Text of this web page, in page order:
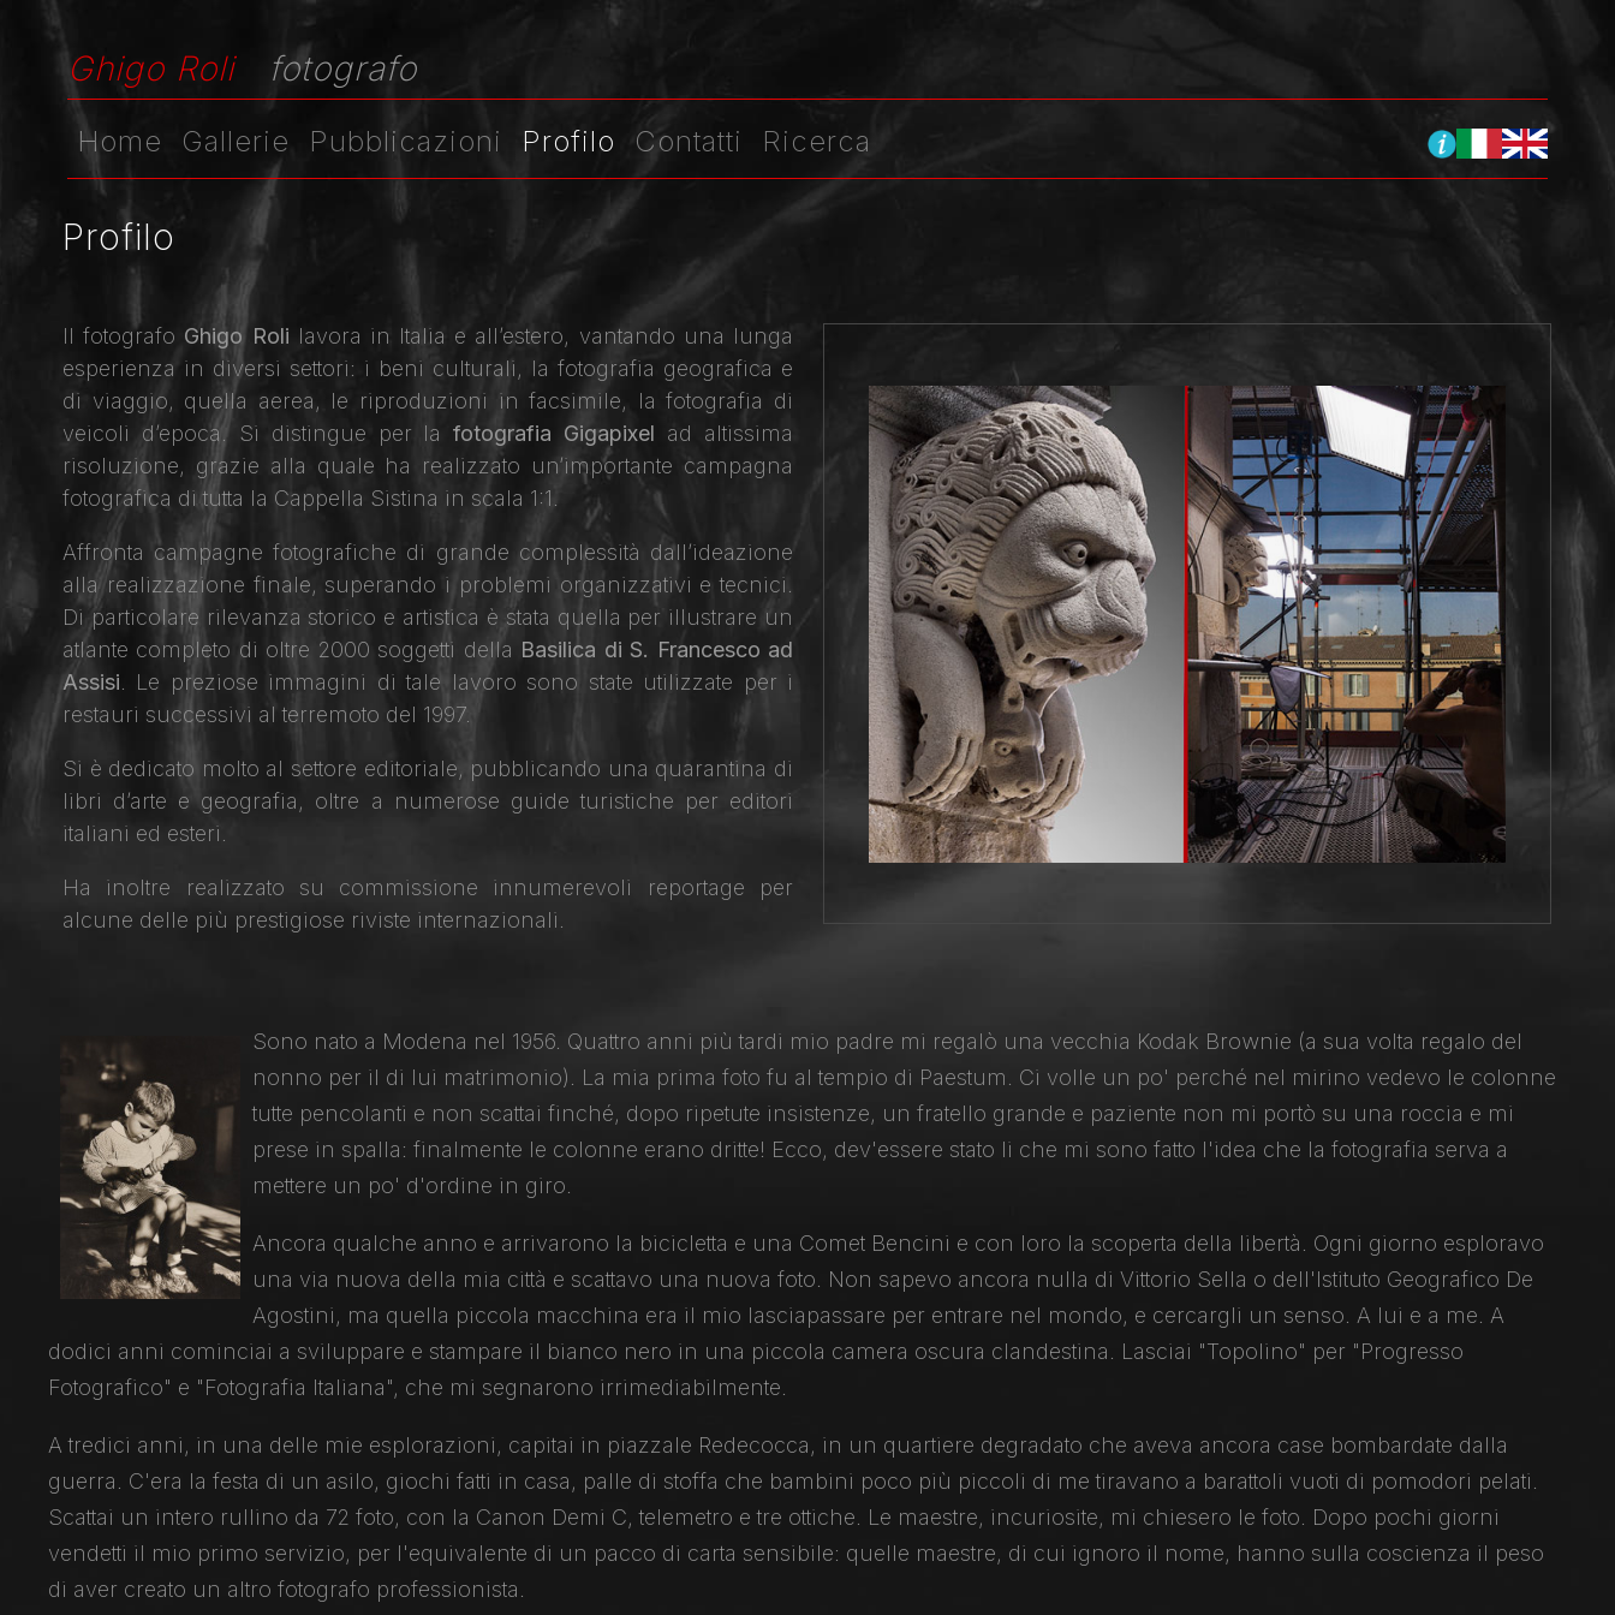
Ghigo Roli fotografo
Home Gallerie Pubblicazioni Profilo Contatti Ricerca
Profilo
Il fotografo Ghigo Roli lavora in Italia e all’estero, vantando una lunga
esperienza in diversi settori: i beni culturali, la fotografia geografica e
di viaggio, quella aerea, le riproduzioni in facsimile, la fotografia di
veicoli d’epoca. Si distingue per lafotografia Gigapixel ad altissima
risoluzione, grazie alla quale ha realizzato un’importante campagna
fotografica di tutta la Cappella Sistina in scala 1:1.
Affronta campagne fotografiche di grande complessità dall’ideazione
alla realizzazione finale, superando i problemi organizzativi e tecnici.
Di particolare rilevanza storico e artistica è stata quella per illustrare un
atlante completo di oltre 2000 soggetti della Basilica di S. Francesco ad
Assisi . Le preziose immagini di tale lavoro sono state utilizzate per i
restauri successivi al terremoto del 1997.
Si è dedicato molto al settore editoriale, pubblicando una quarantina di
libri d’arte e geografia, oltre a numerose guide turistiche per editori
italiani ed esteri.
Ha inoltre realizzato su commissione innumerevoli reportage per
alcune delle più prestigiose riviste internazionali.
Sono nato a Modena nel 1956. Quattro anni più tardi mio padre mi regalò una vecchia Kodak Brownie (a sua volta regalo del
nonno per il di lui matrimonio). La mia prima foto fu al tempio di Paestum. Ci volle un po' perché nel mirino vedevo le colonne
tutte pencolanti e non scattai finché, dopo ripetute insistenze, un fratello grande e paziente non mi portò su una roccia e mi
prese in spalla: finalmente le colonne erano dritte! Ecco, dev'essere stato li che mi sono fatto l'idea che la fotografia serva a
mettere un po' d'ordine in giro.
Ancora qualche anno e arrivarono la bicicletta e una Comet Bencini e con loro la scoperta della libertà. Ogni giorno esploravo
una via nuova della mia città e scattavo una nuova foto. Non sapevo ancora nulla di Vittorio Sella o dell'Istituto Geografico De
Agostini, ma quella piccola macchina era il mio lasciapassare per entrare nel mondo, e cercargli un senso. A lui e a me. A
dodici anni cominciai a sviluppare e stampare il bianco nero in una piccola camera oscura clandestina. Lasciai "Topolino" per "Progresso
Fotografico" e "Fotografia Italiana", che mi segnarono irrimediabilmente.
A tredici anni, in una delle mie esplorazioni, capitai in piazzale Redecocca, in un quartiere degradato che aveva ancora case bombardate dalla
guerra. C'era la festa di un asilo, giochi fatti in casa, palle di stoffa che bambini poco più piccoli di me tiravano a barattoli vuoti di pomodori pelati.
Scattai un intero rullino da 72 foto, con la Canon Demi C, telemetro e tre ottiche. Le maestre, incuriosite, mi chiesero le foto. Dopo pochi giorni
vendetti il mio primo servizio, per l'equivalente di un pacco di carta sensibile: quelle maestre, di cui ignoro il nome, hanno sulla coscienza il peso
di aver creato un altro fotografo professionista.